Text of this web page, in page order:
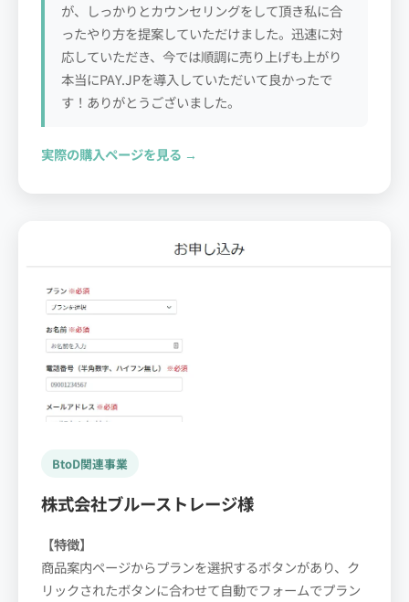
が、しっかりとカウンセリングをして頂き私に合
ったやり方を提案していただけました。迅速に対
応していただき、今では順調に売り上げも上がり
本当にPAY.JPを導入していただいて良かったで
す！ありがとうございました。
実際の購入ページを見る →
BtoD関連事業
株式会社ブルーストレージ様
【特徴】
商品案内ページからプランを選択するボタンがあり、ク
リックされたボタンに合わせて自動でフォームでプラン